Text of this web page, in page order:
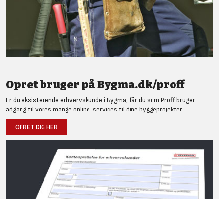
Opret bruger på Bygma.dk/proff
Er du eksisterende erhvervskunde i Bygma, får du som Proff bruger
adgang til vores mange online-services til dine byggeprojekter.
OPRET DIG HER